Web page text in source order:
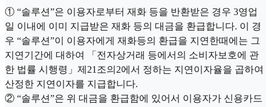
① “솔루션”은 이용자로부터 재화 등을 반환받은 경우 3영업
일 이내에 이미 지급받은 재화 등의 대금을 환급합니다. 이 경
우 “솔루션”이 이용자에게 재화등의 환급을 지연한때에는 그
지연기간에 대하여 「전자상거래 등에서의 소비자보호에 관
한 법률 시행령」제21조의2에서 정하는 지연이자율을 곱하여
산정한 지연이자를 지급합니다.
② “솔루션”은 위 대금을 환급함에 있어서 이용자가 신용카드